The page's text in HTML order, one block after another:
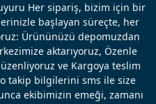
Her sipariş, bizim için bir
başlayan süreçte, her
Ürününüzü depomuzdan
aktarıyoruz, Özenle
ve Kargoya teslim
takip bilgilerini sms ile size
ekibimizin emeği, zamanı